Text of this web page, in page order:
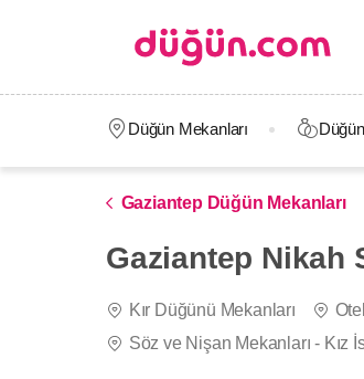
Düğün Mekanları
Gaziantep Düğün Mekanları
Gaziantep Nikah
Kır Düğünü Mekanları
Söz ve Nişan Mekanları - Kız